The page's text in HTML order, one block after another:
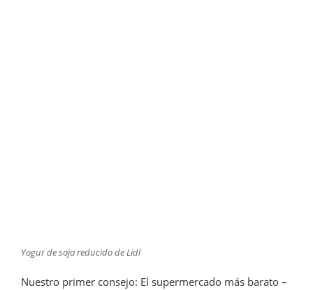
Yogur de soja reducido de Lidl
Nuestro primer consejo: El supermercado más barato –